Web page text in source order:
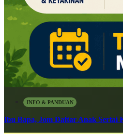
INFO & PANDUAN
Ibu Bapa, Jom Daftar Anak Sertai